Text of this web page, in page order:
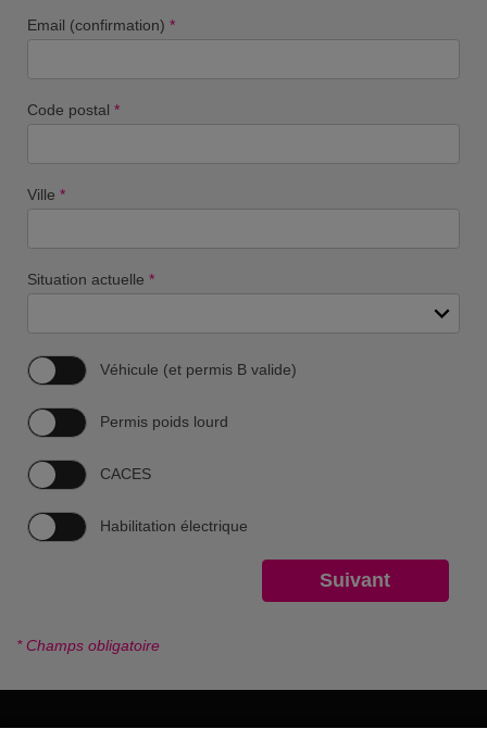
Email (confirmation) *
Code postal *
Ville *
Situation actuelle *
Véhicule (et permis B valide)
Permis poids lourd
CACES
Habilitation électrique
* Champs obligatoire